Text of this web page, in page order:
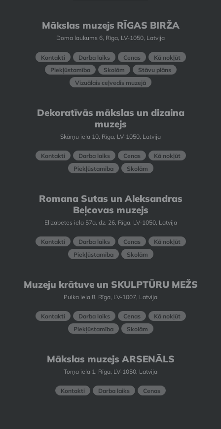
Mākslas muzejs RĪGAS BIRŽA
Doma laukums 6, Rīga, LV-1050, Latvija
Kontakti Darba laiks Cenas
Kā nokļūt
Piekļūstamība
Skolām
Stāvu plāns
Vizuālais ceļvedis muzejā
Dekoratīvās mākslas un dizaina
muzejs
Skārņu iela 10, Rīga, LV-1050, Latvija
Kontakti Darba laiks Cenas
Kā nokļūt
Piekļūstamība
Skolām
Romana Sutas un Aleksandras
Beļcovas muzejs
Elizabetes iela 57a, dz. 26, Rīga, LV-1050, Latvija
Kontakti Darba laiks Cenas
Kā nokļūt
Piekļūstamība
Skolām
Muzeju krātuve un SKULPTŪRU MEŽS
Pulka iela 8, Rīga, LV-1007, Latvija
Kontakti Darba laiks Cenas
Kā nokļūt
Piekļūstamība
Skolām
Mākslas muzejs ARSENĀLS
Torņa iela 1, Rīga, LV-1050, Latvija
Kontakti Darba laiks Cenas